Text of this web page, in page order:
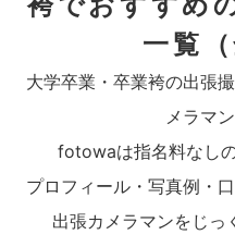
一覧
大学卒業・卒業袴の出張
メラマ
fotowaは指名料なし
プロフィール・写真例・
出張カメラマンをじっ